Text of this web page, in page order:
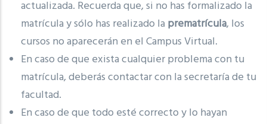
actualizada. Recuerda que, si no has formalizado la
matrícula y sólo has realizado la prematrícula, los
cursos no aparecerán en el Campus Virtual.
En caso de que exista cualquier problema con tu
matrícula, deberás contactar con la secretaría de tu
facultad.
En caso de que todo esté correcto y lo hayan